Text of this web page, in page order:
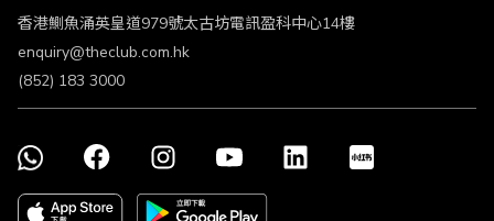
認可牌照及通告
香港鰂魚涌英皇道979號太古坊電訊盈科中心14樓
enquiry@theclub.com.hk
(852) 183 3000